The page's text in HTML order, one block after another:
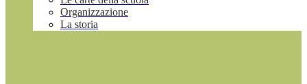
Organizzazione
La storia